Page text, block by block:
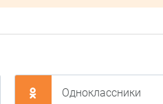
Одноклассники